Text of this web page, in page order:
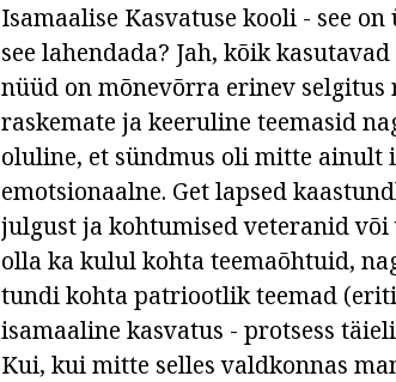
Isamaalise Kasvatuse kooli - see
see lahendada? Jah, kõik
nüüd on mõnevõrra erinev
raskemate ja keeruline teemasid
oluline, et sündmus oli mitte
emotsionaalne. Get lapsed
julgust ja kohtumised veteranid
olla ka kulul kohta teemaõhtuid,
tundi kohta patriootlik teemad
isamaaline kasvatus - protsess
Kui, kui mitte selles valdkonnas